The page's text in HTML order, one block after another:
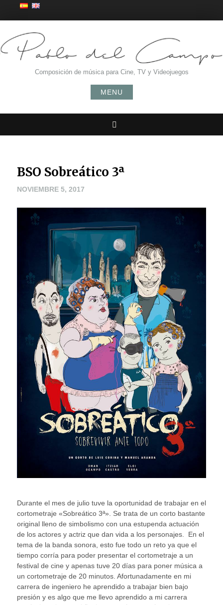
content
Composición de música para Cine, TV y Videojuegos
MENU
BSO Sobreático 3ª
NOVIEMBRE 5, 2017
Durante el mes de julio tuve la oportunidad de trabajar en el
cortometraje «Sobreático 3ª». Se trata de un corto bastante
original lleno de simbolismo con una estupenda actuación
de los actores y actriz que dan vida a los personajes. En el
tema de la banda sonora, esto fue todo un reto ya que el
tiempo corría para poder presentar el cortometraje a un
festival de cine y apenas tuve 20 días para poner música a
un cortometraje de 20 minutos. Afortunadamente en mi
carrera de ingeniero he aprendido a trabajar bien bajo
presión y es algo que me llevo aprendido a mi carrera